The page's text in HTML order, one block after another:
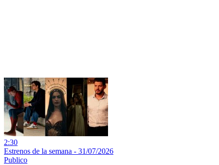
2:30
Estrenos de la semana - 31/07/2026
Publico